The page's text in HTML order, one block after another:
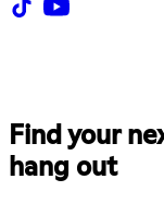
Find your
hang out